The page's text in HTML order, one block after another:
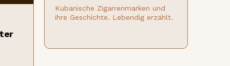
Kubanische Zigarrenmarken und
ihre Geschichte. Lebendig erzählt.